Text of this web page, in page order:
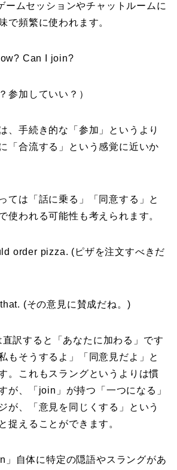
ームセッションやチャットルームに
で頻繁に使われます。
Can I join?
参加していい？）
、手続き的な「参加」というより
「合流する」という感覚に近いか
ては「話に乗る」「同意する」と
使われる可能性も考えられます。
order pizza. (ピザを注文すべきだ
(その意見に賛成だね。)
訳すると「あなたに加わる」です
もそうするよ」「同意見だよ」と
。これもスラングというよりは慣
が、「join」が持つ「一つになる」
が、「意見を同じくする」という
捉えることができます。
」自体に特定の隠語やスラングがあ